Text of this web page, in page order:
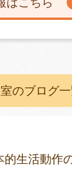
のブログ
生活動作